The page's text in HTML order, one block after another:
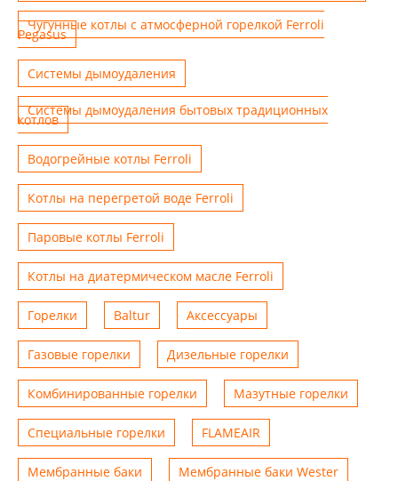
Чугунные котлы с атмосферной горелкой Ferroli
Pegasus
Системы дымоудаления
Системы дымоудаления бытовых традиционных
котлов
Водогрейные котлы Ferroli
Котлы на перегретой воде Ferroli
Паровые котлы Ferroli
Котлы на диатермическом масле Ferroli
Горелки Baltur Аксессуары
Газовые горелки Дизельные горелки
Комбинированные горелки Мазутные горелки
Специальные горелки FLAMEAIR
Мембранные баки Мембранные баки Wester